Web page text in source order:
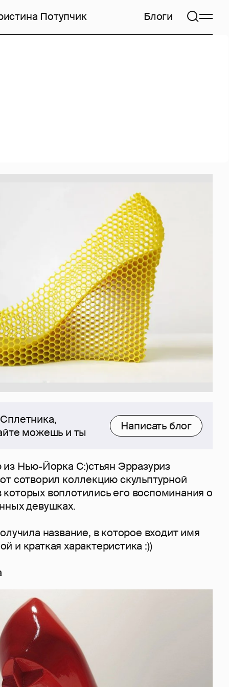
Потупчик Блоги
можешь и ты
Написать блог
Нью-Йорка С:)стьян Эрразуриз
сотворил коллекцию скульптурной
которых воплотились его воспоминания о
девушках.
название, в которое входит имя
и краткая характеристика :))